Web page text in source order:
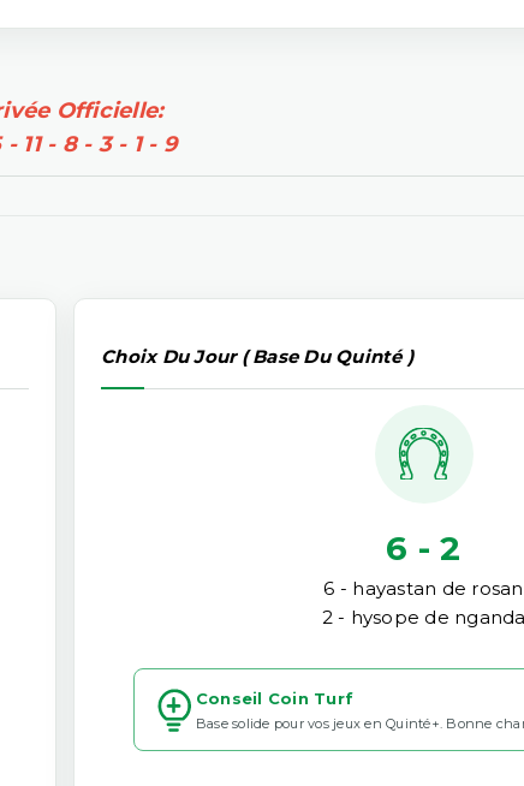
Officielle:
11 - 8 - 3 - 1 - 9
Choix Du Jour ( Base Du Quinté )
6 - 2
6 - hayastan de rosan
2 - hysope de nganda
Conseil Coin Turf
Base solide pour vos jeux en Quinté+. Bonne